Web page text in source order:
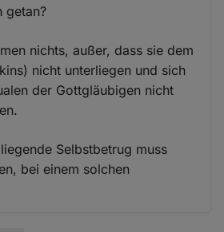
getan?
nichts, außer, dass sie dem
nicht unterliegen und sich
der Gottgläubigen nicht
Selbstbetrug muss
bei einem solchen